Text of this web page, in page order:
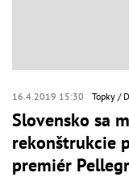
16.4.2019 15:30 Topky
Slovensko sa
rekonštrukcie
premiér